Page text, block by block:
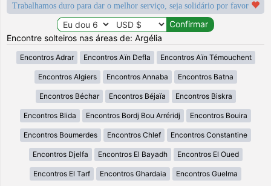
Trabalhamos duro para dar o melhor serviço, seja solidário por favor
Encontre solteiros nas áreas de: Argélia
Encontros Adrar Encontros Aïn Defla Encontros Aïn Témouchent
Encontros Algiers Encontros Annaba Encontros Batna
Encontros Béchar Encontros Béjaïa Encontros Biskra
Encontros Blida Encontros Bordj Bou Arréridj Encontros Bouira
Encontros Boumerdes Encontros Chlef Encontros Constantine
Encontros Djelfa Encontros El Bayadh Encontros El Oued
Encontros El Tarf Encontros Ghardaia Encontros Guelma